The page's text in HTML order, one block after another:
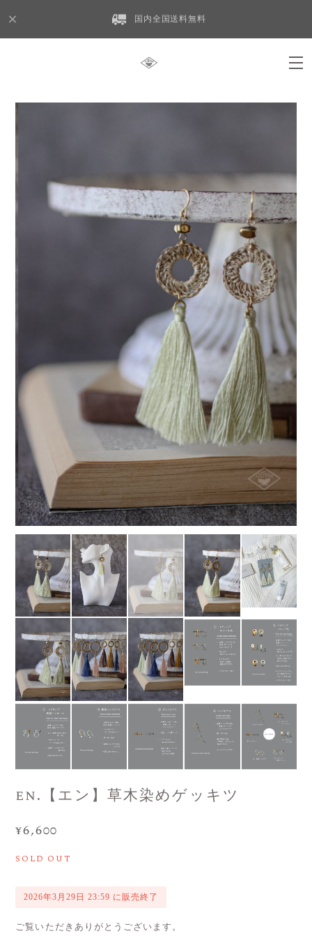
国内全国送料無料
en.【エン】草木染めゲッキツ
¥6,600
SOLD OUT
2026年3月29日 23:59 に販売終了
ご覧いただきありがとうございます。